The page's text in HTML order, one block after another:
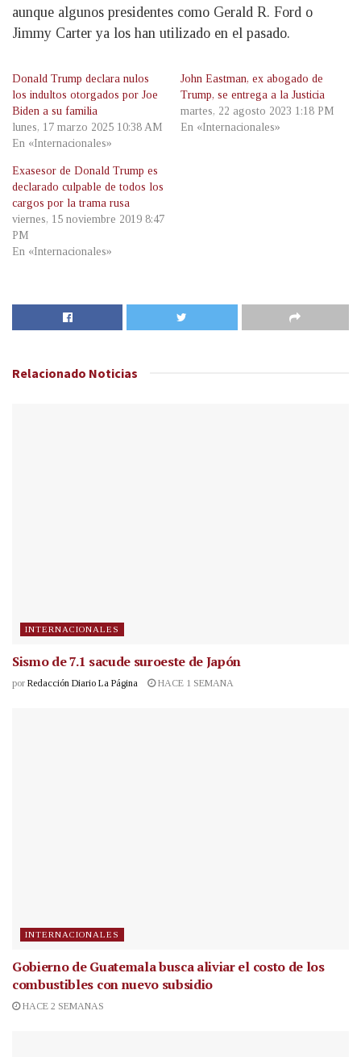
aunque algunos presidentes como Gerald R. Ford o
Jimmy Carter ya los han utilizado en el pasado.
Donald Trump declara nulos
los indultos otorgados por Joe
Biden a su familia
lunes, 17 marzo 2025 10:38 AM
En «Internacionales»
John Eastman, ex abogado de
Trump, se entrega a la Justicia
martes, 22 agosto 2023 1:18 PM
En «Internacionales»
Exasesor de Donald Trump es
declarado culpable de todos los
cargos por la trama rusa
viernes, 15 noviembre 2019 8:47
PM
En «Internacionales»
Relacionado Noticias
INTERNACIONALES
Sismo de 7.1 sacude suroeste de Japón
por Redacción Diario La Página HACE 1 SEMANA
INTERNACIONALES
Gobierno de Guatemala busca aliviar el costo de los
combustibles con nuevo subsidio
HACE 2 SEMANAS